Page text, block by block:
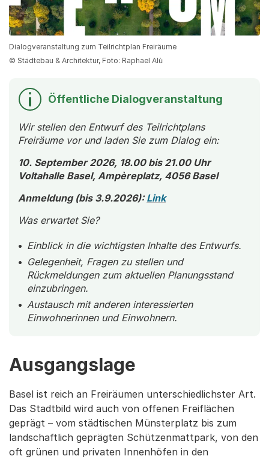
Dialogveranstaltung zum Teilrichtplan Freiräume
© Städtebau & Architektur, Foto: Raphael Alù
Öffentliche Dialogveranstaltung
Wir stellen den Entwurf des Teilrichtplans
Freiräume vor und laden Sie zum Dialog ein:
10. September 2026, 18.00 bis 21.00 Uhr
Voltahalle Basel, Ampèreplatz, 4056 Basel
Anmeldung (bis 3.9.2026):Link
Was erwartet Sie?
Einblick in die wichtigsten Inhalte des Entwurfs.
Gelegenheit, Fragen zu stellen und
Rückmeldungen zum aktuellen Planungsstand
einzubringen.
Austausch mit anderen interessierten
Einwohnerinnen und Einwohnern.
Ausgangslage
Basel ist reich an Freiräumen unterschiedlichster Art.
Das Stadtbild wird auch von offenen Freiflächen
geprägt – vom städtischen Münsterplatz bis zum
landschaftlich geprägten Schützenmattpark, von den
oft grünen und privaten Innenhöfen in den